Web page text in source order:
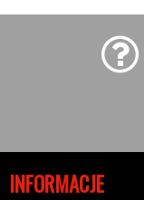
INFORMACJE